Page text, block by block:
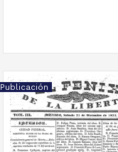
Publicación